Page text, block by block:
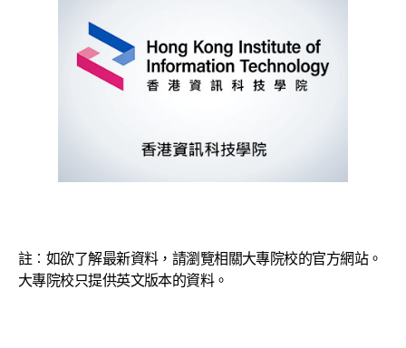
註︰如欲了解最新資料，請瀏覽相關大專院校的官方網站。
大專院校只提供英文版本的資料。